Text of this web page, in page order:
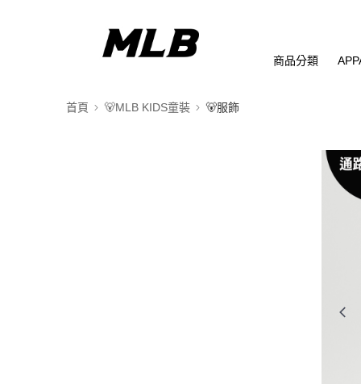
商品分類
首頁 🐻MLB KIDS童裝 🐻服飾